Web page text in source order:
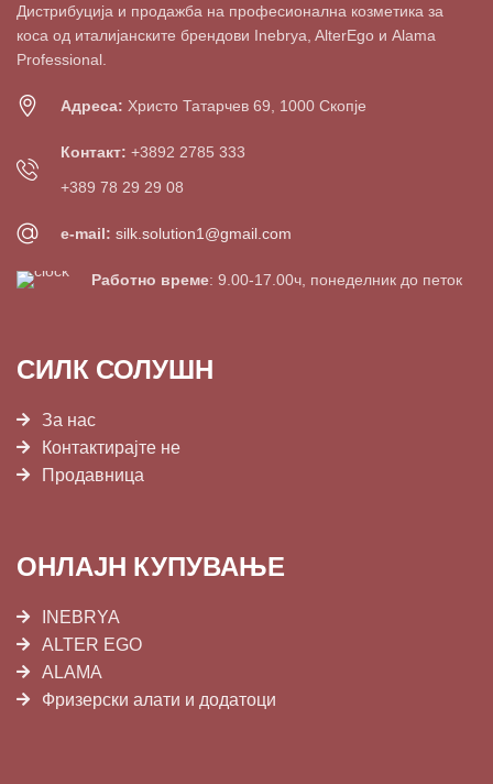
Дистрибуција и продажба на професионална козметика за
коса од италијанските брендови Inebrya, AlterEgo и Alama
Professional.
Адреса: Христо Татарчев 69, 1000 Скопје
Контакт: +3892 2785 333
+389 78 29 29 08
e-mail: silk.solution1@gmail.com
Работно време: 9.00-17.00ч, понеделник до петок
СИЛК СОЛУШН
За нас
Контактирајте не
Продавница
ОНЛАЈН КУПУВАЊЕ
INEBRYA
ALTER EGO
ALAMA
Фризерски алати и додатоци